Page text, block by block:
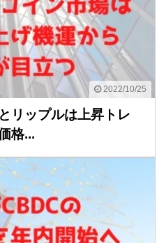
2022/10/25
リップルは上昇トレ
格...